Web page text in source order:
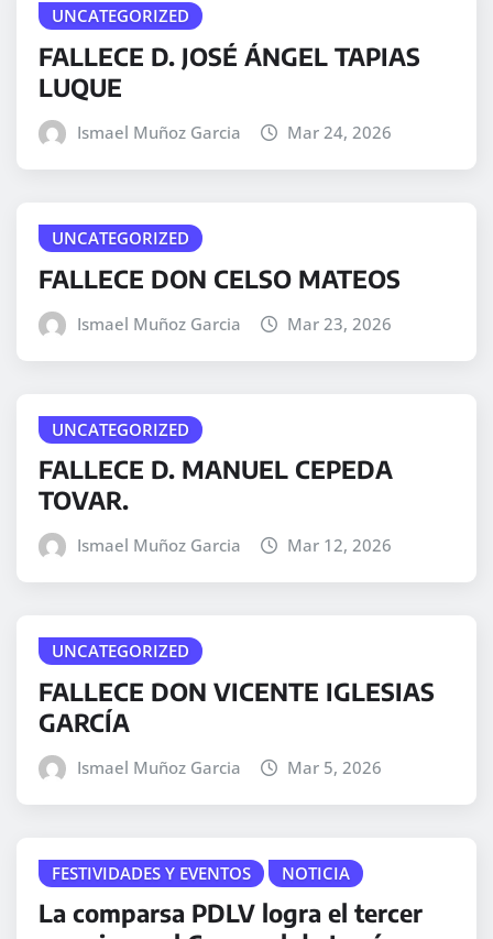
UNCATEGORIZED
FALLECE D. JOSÉ ÁNGEL TAPIAS
LUQUE
Ismael Muñoz Garcia Mar 24, 2026
UNCATEGORIZED
FALLECE DON CELSO MATEOS
Ismael Muñoz Garcia Mar 23, 2026
UNCATEGORIZED
FALLECE D. MANUEL CEPEDA
TOVAR.
Ismael Muñoz Garcia Mar 12, 2026
UNCATEGORIZED
FALLECE DON VICENTE IGLESIAS
GARCÍA
Ismael Muñoz Garcia Mar 5, 2026
FESTIVIDADES Y EVENTOS NOTICIA
La comparsa PDLV logra el tercer